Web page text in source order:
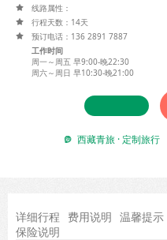
 线路属性：
 行程天数：14天

预订电话：136 2891 7887
工作时间
周一～周五 早9:00-晚22:30
周六～周日 早10:30-晚21:00
 西藏青旅 · 定制旅行
详细行程 费用说明 温馨提示
保险说明